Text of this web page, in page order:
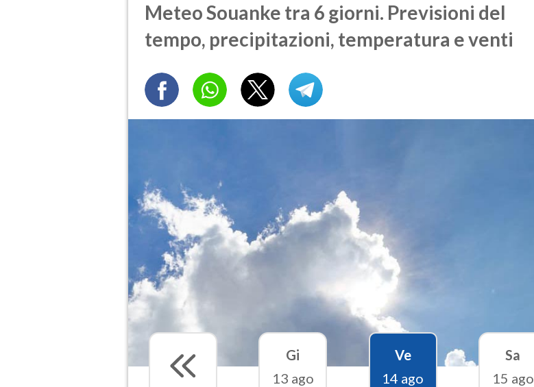
Meteo Souanke tra 6 giorni. Previsioni del
tempo, precipitazioni, temperatura e venti
Gi
13 ago
Ve
14 ago
Sa
15 ago